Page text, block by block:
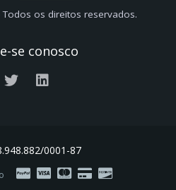
os direitos reservados.
se conosco
0001-87